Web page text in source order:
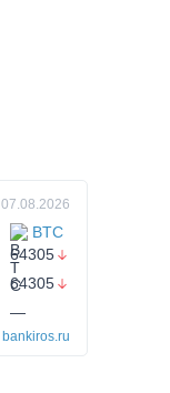
07.08.2026
BTC
64305
64305
—
bankiros.ru